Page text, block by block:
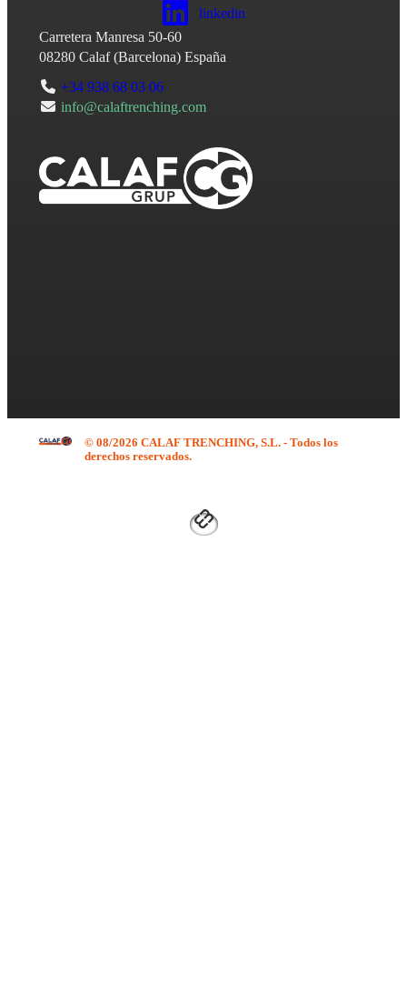
linkedin
Carretera Manresa 50-60
08280 Calaf(Barcelona) España
+34 938 68 03 06
info@calaftrenching.com
© 08/2026 CALAF TRENCHING, S.L. - Todos los
derechos reservados.